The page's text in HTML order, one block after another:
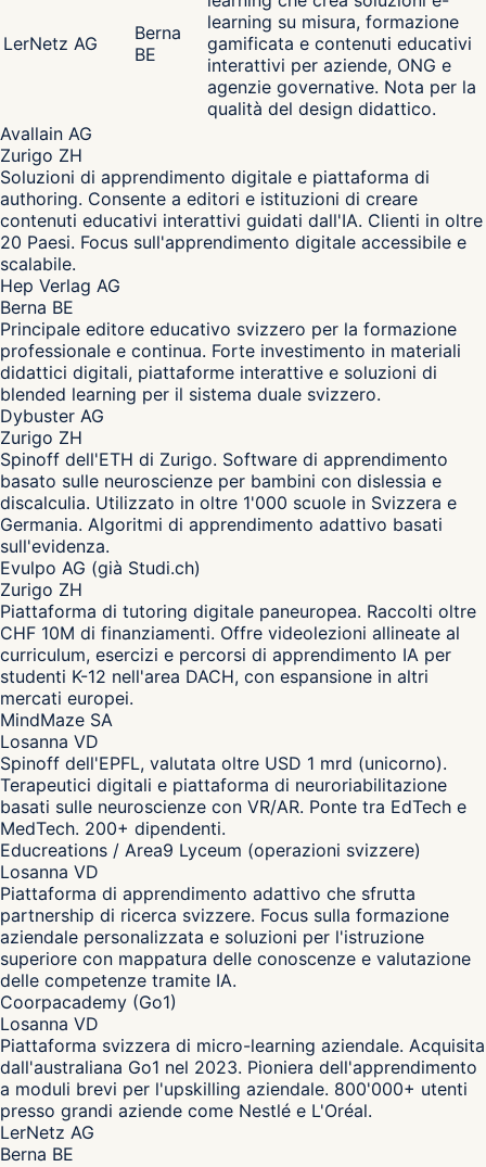
LerNetz AG
Berna
BE
learning su misura, formazione
gamificata e contenuti educativi
interattivi per aziende, ONG e
agenzie governative. Nota per la
qualità del design didattico.
Avallain AG
Zurigo ZH
Soluzioni di apprendimento digitale e piattaforma di
authoring. Consente a editori e istituzioni di creare
contenuti educativi interattivi guidati dall'IA. Clienti in oltre
20 Paesi. Focus sull'apprendimento digitale accessibile e
scalabile.
Hep Verlag AG
Berna BE
Principale editore educativo svizzero per la formazione
professionale e continua. Forte investimento in materiali
didattici digitali, piattaforme interattive e soluzioni di
blended learning per il sistema duale svizzero.
Dybuster AG
Zurigo ZH
Spinoff dell'ETH di Zurigo. Software di apprendimento
basato sulle neuroscienze per bambini con dislessia e
discalculia. Utilizzato in oltre 1'000 scuole in Svizzera e
Germania. Algoritmi di apprendimento adattivo basati
sull'evidenza.
Evulpo AG (già Studi.ch)
Zurigo ZH
Piattaforma di tutoring digitale paneuropea. Raccolti oltre
CHF 10M di finanziamenti. Offre videolezioni allineate al
curriculum, esercizi e percorsi di apprendimento IA per
studenti K-12 nell'area DACH, con espansione in altri
mercati europei.
MindMaze SA
Losanna VD
Spinoff dell'EPFL, valutata oltre USD 1 mrd (unicorno).
Terapeutici digitali e piattaforma di neuroriabilitazione
basati sulle neuroscienze con VR/AR. Ponte tra EdTech e
MedTech. 200+ dipendenti.
Educreations / Area9 Lyceum (operazioni svizzere)
Losanna VD
Piattaforma di apprendimento adattivo che sfrutta
partnership di ricerca svizzere. Focus sulla formazione
aziendale personalizzata e soluzioni per l'istruzione
superiore con mappatura delle conoscenze e valutazione
delle competenze tramite IA.
Coorpacademy (Go1)
Losanna VD
Piattaforma svizzera di micro-learning aziendale. Acquisita
dall'australiana Go1 nel 2023. Pioniera dell'apprendimento
a moduli brevi per l'upskilling aziendale. 800'000+ utenti
presso grandi aziende come Nestlé e L'Oréal.
LerNetz AG
Berna BE